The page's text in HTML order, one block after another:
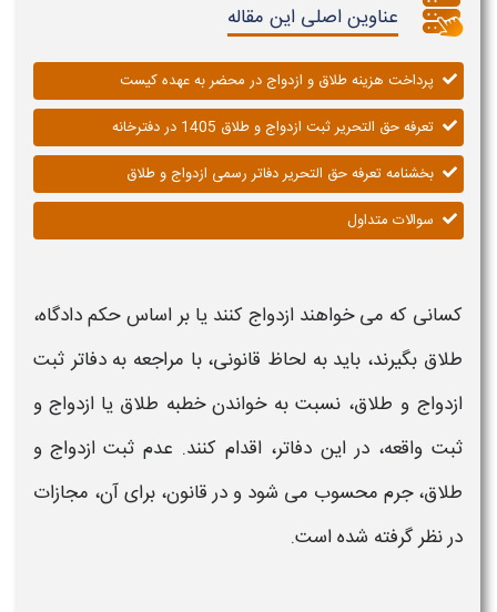
عناوین اصلی این مقاله
پرداخت هزینه طلاق و ازدواج در محضر به عهده کیست
تعرفه حق التحریر ثبت ازدواج و طلاق 1405 در دفترخانه
بخشنامه تعرفه حق التحریر دفاتر رسمی ازدواج و طلاق
سوالات متداول
کسانی که می خواهند ازدواج کنند یا بر اساس حکم دادگاه،
طلاق بگیرند، باید به لحاظ قانونی، با مراجعه به دفاتر ثبت
ازدواج و طلاق، نسبت به خواندن خطبه طلاق یا ازدواج و
ثبت واقعه، در این دفاتر، اقدام کنند. عدم ثبت ازدواج و
طلاق،جرم محسوب می شود و در قانون، برای آن، مجازات
در نظر گرفته شده است.